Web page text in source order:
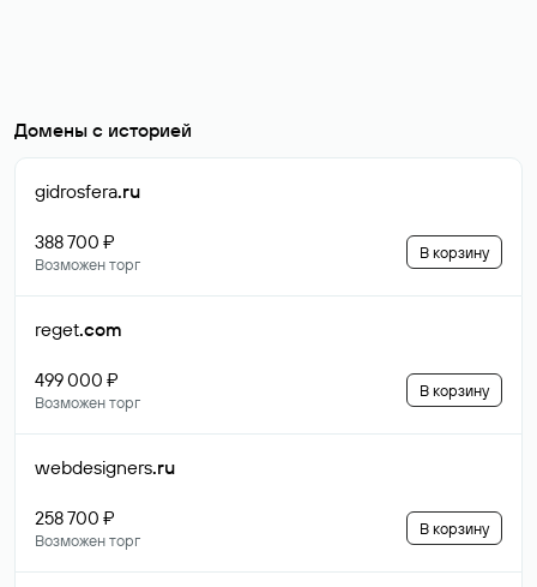
Домены с историей
gidrosfera.ru
388 700 ₽
Возможен торг
В корзину
reget.com
499 000 ₽
Возможен торг
В корзину
webdesigners.ru
258 700 ₽
Возможен торг
В корзину